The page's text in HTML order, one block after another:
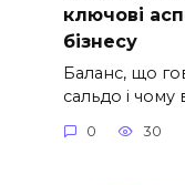
ключові
бізнесу
Баланс, що
сальдо і чому
0 30